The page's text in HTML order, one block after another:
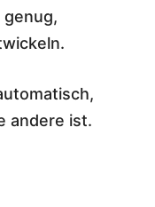
andere ist.